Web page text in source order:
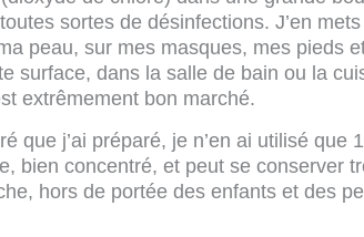
sortes de désinfections. J’en
peau, sur mes masques, mes pieds
surface, dans la salle de bain ou la
extrêmement bon marché.
que j’ai préparé, je n’en ai utilisé que
bien concentré, et peut se conserver
hors de portée des enfants et des